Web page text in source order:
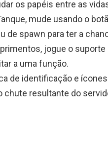
os papéis entre as
mude usando o
de spawn para ter a
jogue o
a uma função.
de identificação e
chute resultante do